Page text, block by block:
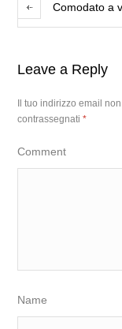
Comodato a
Leave a Reply
Il tuo indirizzo email
contrassegnati*
Comment
Name